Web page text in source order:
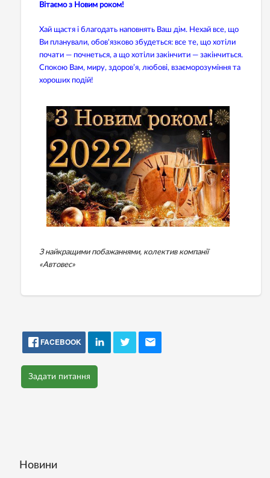
Вітаємо з Новим роком!
Хай щастя і благодать наповнять Ваш дім. Нехай все, що
Ви планували, обов'язково збудеться: все те, що хотіли
почати — почнеться, а що хотіли закінчити — закінчиться.
Спокою Вам, миру, здоров’я, любові, взаєморозуміння та
хороших подій!
З найкращими побажаннями, колектив компанії
«Автовес»
FACEBOOK
Задати питання
Новини